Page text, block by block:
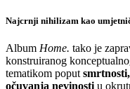
Najcrnji nihilizam kao
Album Home. tako je
konstruiranog
tematikom poput
očuvanja nevinosti u